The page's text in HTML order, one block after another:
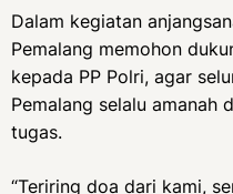
Dalam kegiatan
Pemalang memohon
kepada PP Polri, agar
Pemalang selalu amanah
tugas.
“Teriring doa dari kami,